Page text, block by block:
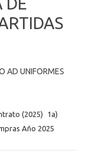
AD UNIFORMES
(2025)
1a)
Año 2025